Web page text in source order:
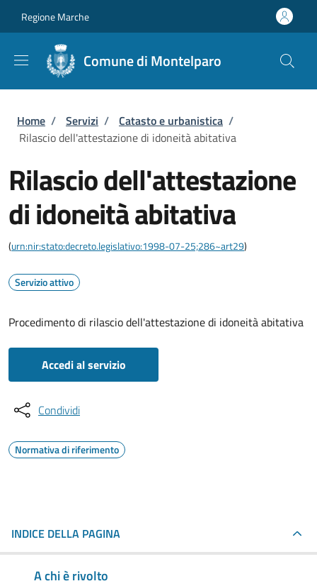
Regione Marche
Comune di Montelparo
Briciole di pane
Home / Servizi / Catasto e urbanistica /
Rilascio dell'attestazione di idoneità abitativa
Rilascio dell'attestazione
di idoneità abitativa
(urn:nir:stato:decreto.legislativo:1998-07-25;286~art29)
Servizio attivo
Procedimento di rilascio dell'attestazione di idoneità abitativa
Accedi al servizio
Condividi
Normativa di riferimento
INDICE DELLA PAGINA
A chi è rivolto